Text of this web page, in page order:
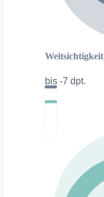
Weitsichtigkeit
bis -7 dpt.